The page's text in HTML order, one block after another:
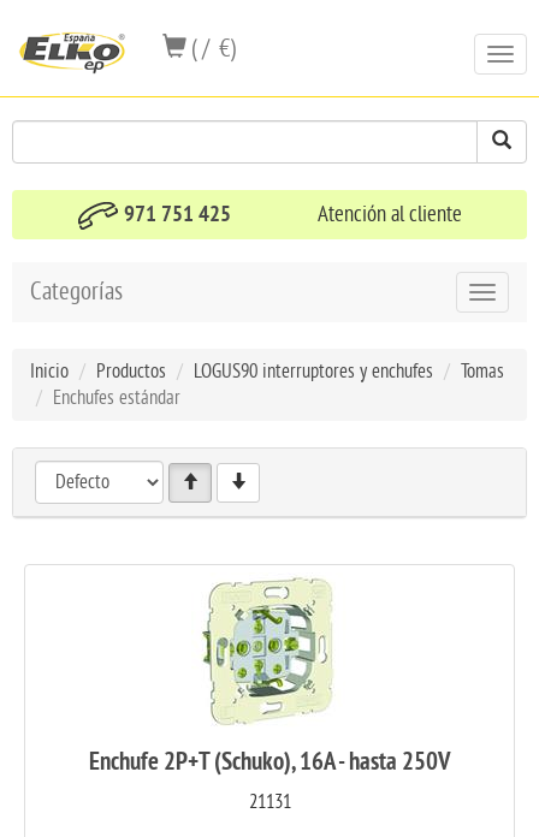
( / €)
971 751 425 Atención al cliente
Toggle
Categorías
Inicio Productos LOGUS90 interruptores y enchufes
Tomas
Enchufes estándar
Enchufe 2P+T (Schuko), 16A - hasta 250V
21131